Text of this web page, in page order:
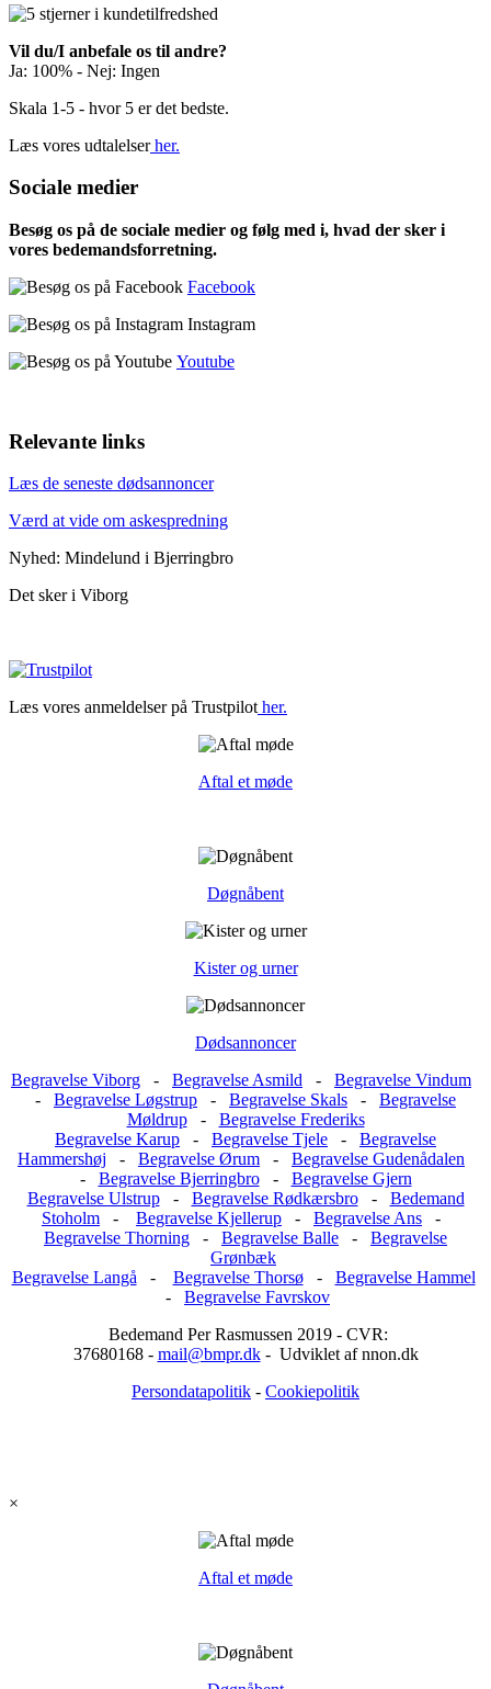
Vil du/I anbefale os til andre?
Ja: 100% - Nej: Ingen
Skala 1-5 - hvor 5 er det bedste.
Læs vores udtalelserher.
Sociale medier
Besøg os på de sociale medier og følg med i, hvad der sker i
vores bedemandsforretning.
Facebook
Instagram
Youtube
Relevante links
Læs de seneste dødsannoncer
Værd at vide om askespredning
Nyhed: Mindelund i Bjerringbro
Det sker i Viborg
Læs vores anmeldelser på Trustpilot her.
Aftal et møde
Døgnåbent
Kister og urner
Dødsannoncer
Begravelse Viborg - Begravelse Asmild - Begravelse Vindum
- Begravelse Løgstrup - Begravelse Skals - Begravelse
Møldrup- Begravelse Frederiks
Begravelse Karup - Begravelse Tjele - Begravelse
Hammershøj - Begravelse Ørum - Begravelse Gudenådalen
- Begravelse Bjerringbro- Begravelse Gjern
Begravelse Ulstrup- Begravelse Rødkærsbro- Bedemand
Stoholm - Begravelse Kjellerup - Begravelse Ans -
Begravelse Thorning - Begravelse Balle - Begravelse
Grønbæk
Begravelse Langå - Begravelse Thorsø- Begravelse Hammel
- Begravelse Favrskov
Bedemand Per Rasmussen 2019 - CVR:
37680168 - mail@bmpr.dk- Udviklet af nnon.dk
Persondatapolitik - Cookiepolitik
×
Aftal et møde